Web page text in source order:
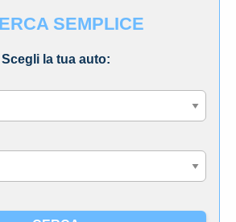
SEMPLICE
Scegli la tua auto: